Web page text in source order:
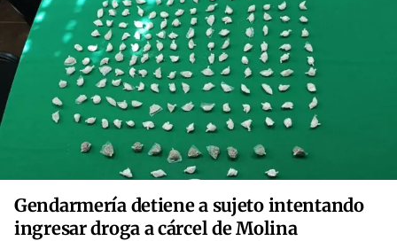
Gendarmería detiene a sujeto intentando
ingresar droga a cárcel de Molina